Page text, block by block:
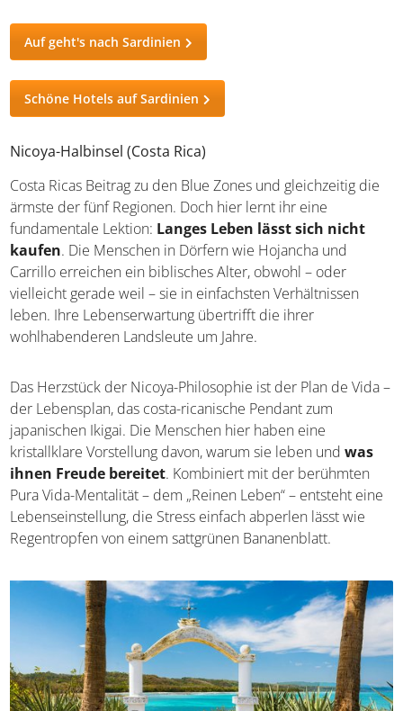
nur die Berge lehren können.
Auf geht's nach Sardinien
Schöne Hotels auf Sardinien
Nicoya-Halbinsel (Costa Rica)
Costa Ricas Beitrag zu den Blue Zones und gleichzeitig
die ärmste der fünf Regionen. Doch hier lernt ihr eine
fundamentale Lektion:Langes Leben lässt sich nicht
kaufen. Die Menschen in Dörfern wie Hojancha und
Carrillo erreichen ein biblisches Alter, obwohl – oder
vielleicht gerade weil – sie in einfachsten Verhältnissen
wohlhabenderen Landsleute um Jahre.
Das Herzstück der Nicoya-Philosophie ist der Plan de
Vida – der Lebensplan, das costa-ricanische Pendant zum
japanischen Ikigai. Die Menschen hier haben eine
kristallklare Vorstellung davon, warum sie leben undwas
ihnen Freude bereitet. Kombiniert mit der berühmten
Pura Vida-Mentalität – dem „Reinen Leben“ – entsteht
wie Regentropfen von einem sattgrünen Bananenblatt.